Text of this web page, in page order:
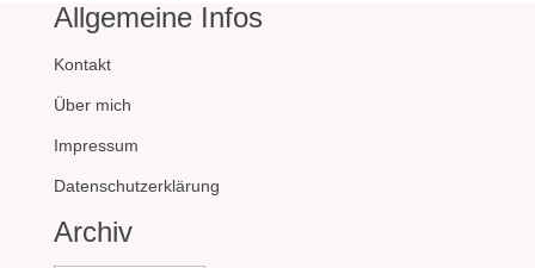
Allgemeine Infos
Kontakt
Über mich
Impressum
Datenschutzerklärung
Archiv